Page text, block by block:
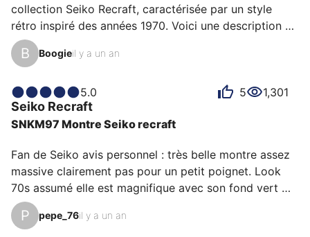
collection Seiko Recraft, caractérisée par un style
rétro inspiré des années 1970. Voici une description
détaillée de ses principales caractéristiques :
Forme coussin (carrée aux angles arrondis) typique
des années 70.
sur le dessus et des côtés polis.
Diamètre : 43,5 mm (ce qui la rend plutôt imposante).
Épaisseur : Environ 11,4 mm.
Fond de boîtier vissé et transparent (exhibition case
back) permettan…
B Boogieil y a un an
5.0 5 1,301
Seiko Recraft
SNKM97 Montre Seiko recraft
Fan de Seiko avis personnel : très belle montre assez
massive clairement pas pour un petit poignet. Look
70s assumé elle est magnifique avec son fond vert
irisé. Les touches de doré lui donnent un aspect
résolument rétro. Elle est confortable à porter malgré
P pepe_76il y a un an